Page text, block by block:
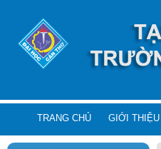
TRANG CHỦ GIỚI THIỆU